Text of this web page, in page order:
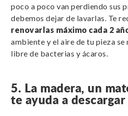
poco a poco van perdiendo sus
debemos dejar de lavarlas. Te
renovarlas máximo cada 2
ambiente y el aire de tu pieza
libre de bacterias y ácaros.
5. La madera, un
te ayuda a